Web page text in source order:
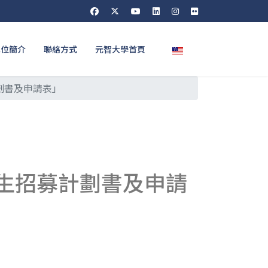
簡介 聯絡方式 元智大學首頁 選擇你的語言
及申請表」
招募計劃書及申請